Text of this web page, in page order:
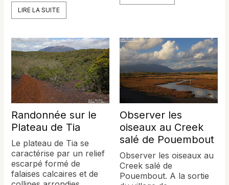
LIRE LA SUITE
Randonnée sur le
Plateau de Tia
Le plateau de Tia se
caractérise par un relief
escarpé formé de
falaises calcaires et de
Observer les
oiseaux au Creek
salé de Pouembout
Observer les oiseaux au
Creek salé de
Pouembout. A la sortie